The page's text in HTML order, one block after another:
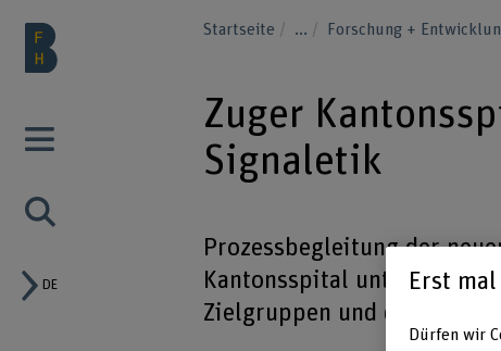
DE
Startseite ... Forschung +
Zuger
Signaletik
Prozessbegleitung der
Kantonsspital unter
Zielgruppen und der
Erst
Dürfen wir